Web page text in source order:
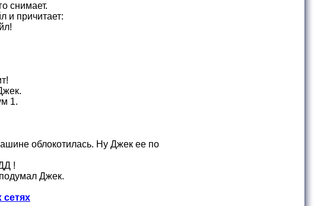
снимает.
и причитает:
1.
облокотилась. Ну Джек ее по
!
Джек.